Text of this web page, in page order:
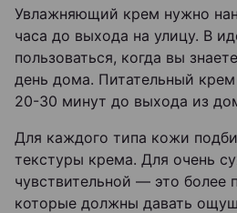
Увлажняющий крем нужно
часа до выхода на улицу. В
пользоваться, когда вы
день дома. Питательный
20-30 минут до выхода из
Для каждого типа кожи
текстуры крема. Для очень
чувствительной — это более
которые должны давать